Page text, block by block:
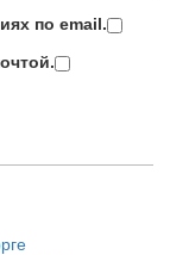
по email.